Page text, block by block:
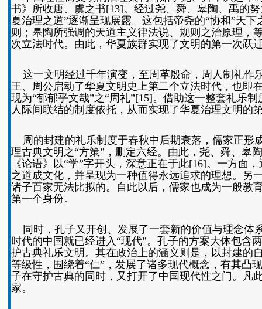
书》所收唐、虞之书[13]。经过尧、舜、皋陶、禹的
夏治理之道”逐渐呈现展露。这包括帝尧的“协和”天
则；皋陶所强调的天道主义律法说、规则之治原理，
次立法时代。由此，华夏族群实现了文明的第一次跃
这一文明经过千年演变，至周革殷命，周人制礼作
王、周公启动了华夏文明史上第二个立法时代，也即
现为“郁郁乎文哉”之“周礼”[15]。借助这一整套礼乐
人际间联结的制度依托，从而实现了华夏治理文明的
周的封建的礼乐制度于春秋中后期衰落，儒家正形
理古典文明之“方策”，删定六经。由此，尧、舜、
《论语》以“学”字开头，深意正在于此[16]。一方面
之道成文化，并呈现为一种值得永远追求的理想。另
诸子百家无法比拟的。自此以后，儒家也成为一般教
第一个身份。
同时，孔子又开创、发展了一套新的价值与理念体
时代的中国就已经进入“现代”。孔子的方案大体包含
护古典礼乐文明。其在政治上的涵义则是，以封建的
等级性，围绕着“仁”，发展了诸多现代概念，有其凸
子在守护古典的同时，又打开了中国现代性之门。凡
家。